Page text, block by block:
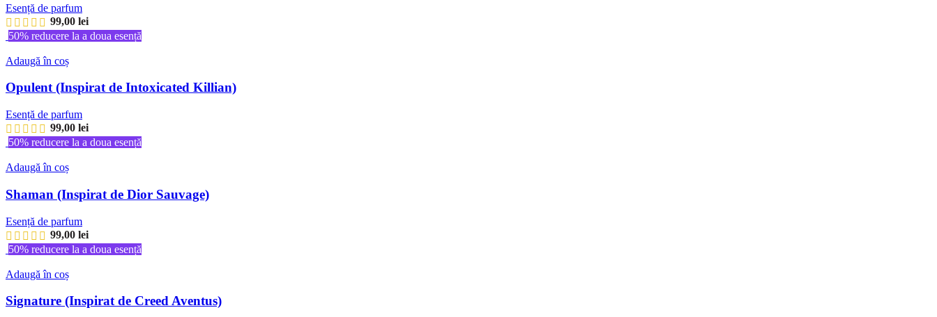
Esență de parfum
99,00 lei
50% reducere la a doua esență
Adaugă în coș
Opulent (Inspirat de Intoxicated Killian)
Esență de parfum
99,00 lei
50% reducere la a doua esență
Adaugă în coș
Shaman (Inspirat de Dior Sauvage)
Esență de parfum
99,00 lei
50% reducere la a doua esență
Adaugă în coș
Signature (Inspirat de Creed Aventus)